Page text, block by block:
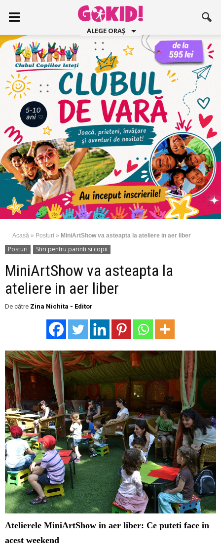
ALEGE ORAȘ
Acasă » Posturi » MiniArtShow va asteapta la ateliere in aer liber
Posturi Stiri pentru parinti si copii
MiniArtShow va asteapta la
ateliere in aer liber
De către Zina Nichita - Editor
Atelierele MiniArtShow in aer liber: Ce puteti face in
acest weekend